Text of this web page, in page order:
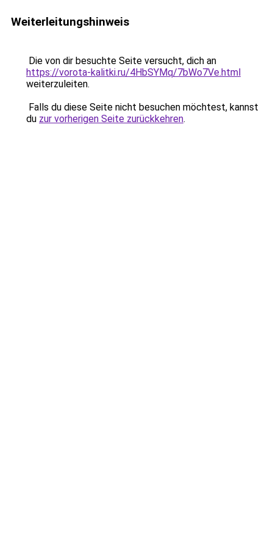
Weiterleitungshinweis
Die von dir besuchte Seite versucht, dich an
https://vorota-kalitki.ru/4HbSYMq/7bWo7Ve.html
weiterzuleiten.
Falls du diese Seite nicht besuchen möchtest, kannst
du zur vorherigen Seite zurückkehren.